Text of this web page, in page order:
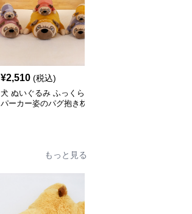
¥2,510 (税込)
犬 ぬいぐるみ ふっくら
パーカー姿のパグ抱き枕
もっと見る